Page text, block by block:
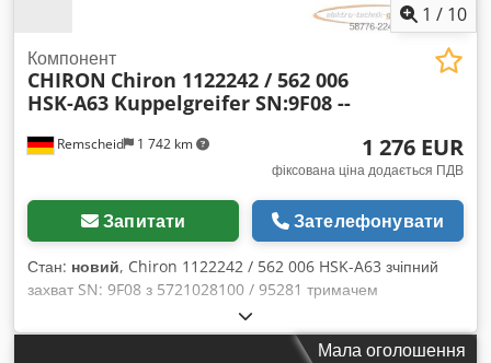
1 / 10
Remscheid 1 742 km
Компонент
CHIRON Chiron 1122242 / 562 006
HSK-A63 Kuppelgreifer SN:9F08 --
1 276 EUR
фіксована ціна додається ПДВ
Запитати Зателефонувати
Стан: новий, Chiron 1122242 / 562 006 HSK-A63 зчіпний
захват SN: 9F08 з 5721028100 / 95281 тримачем
інструмента 1088539/00 CW49/15, невживаний, повністю
справний, комплектація згідно з фото. Codpfx Ahozpcv
Мала оголошення